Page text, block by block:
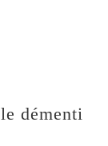
démenti